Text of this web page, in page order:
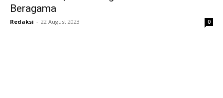
Beragama
Redaksi - 22 August 2023 0